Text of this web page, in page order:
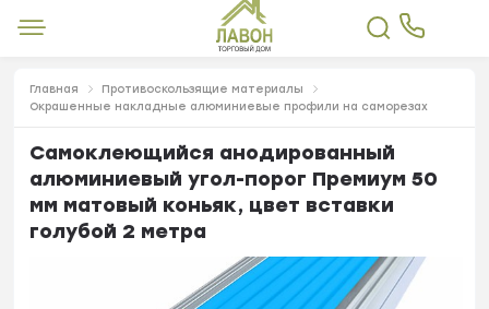
Главная
Противоскользящие материалы
Окрашенные накладные алюминиевые профили на саморезах
Самоклеющийся анодированный
алюминиевый угол-порог Премиум 50
мм матовый коньяк, цвет вставки
голубой 2 метра